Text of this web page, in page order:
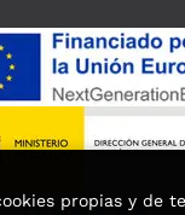
propias y de